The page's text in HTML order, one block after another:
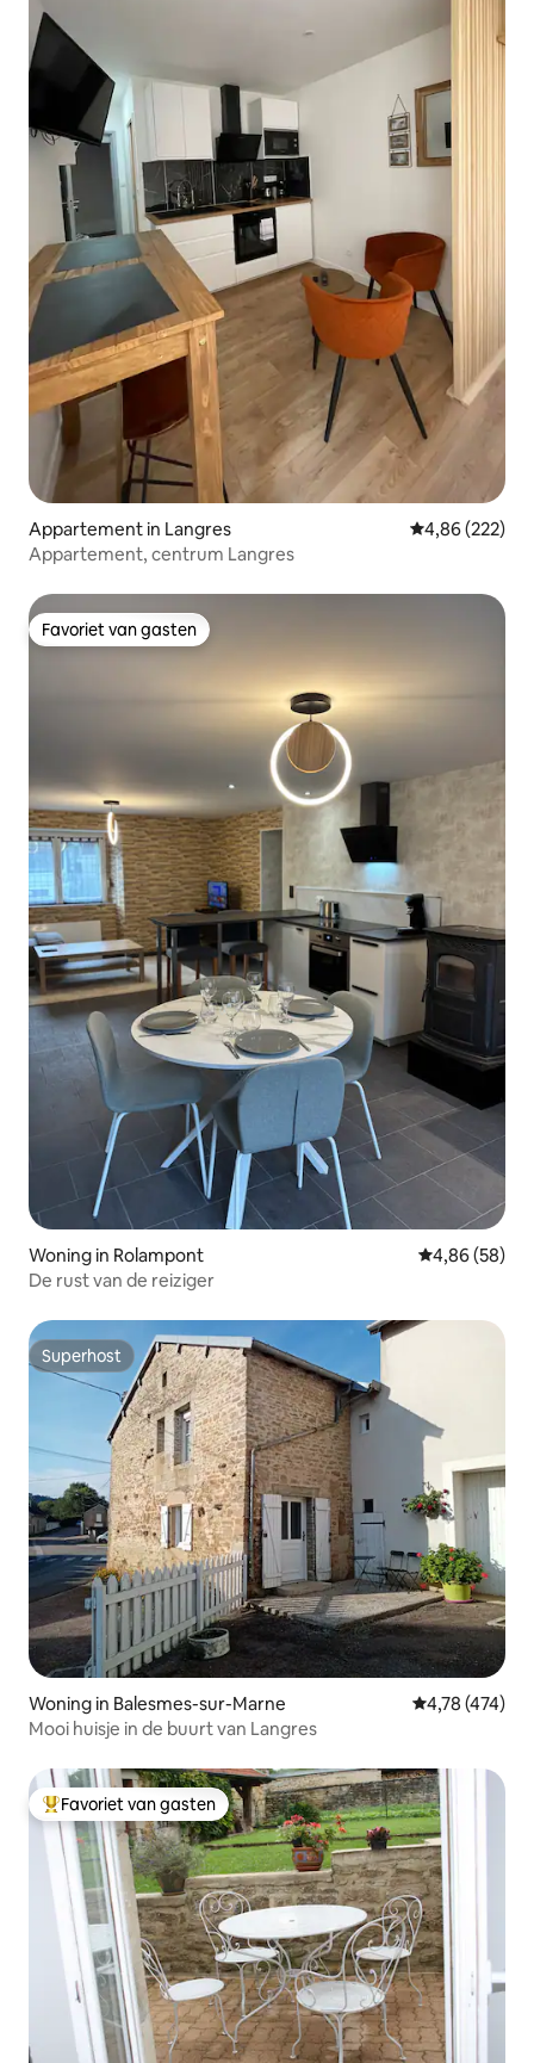
Appartement in Langres Gemiddelde
4,86 (222)
Appartement, centrum Langres
Favoriet van gasten
Favoriet van gasten
Woning in Rolampont Gemiddelde
4,86 (58)
De rust van de reiziger
Superhost
Superhost
Woning in Balesmes-sur-Marne Gemiddelde
4,78 (474)
Mooi huisje in de buurt van Langres
Topfavoriet van gasten
Favoriet van gasten